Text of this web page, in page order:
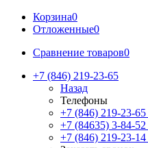
Корзина0
Отложенные0
Сравнение товаров0
+7 (846) 219-23-65
Назад
Телефоны
+7 (846) 219-23-65
+7 (84635) 3-84-52
+7 (846) 219-23-14